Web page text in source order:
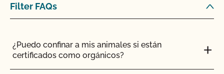
¿Cuáles son mis opciones para la certificación de
seguridad alimentaria? ¿Existe una única norma
Filter FAQs
¿Puedo confinar a mis animales si están
certificados como orgánicos?